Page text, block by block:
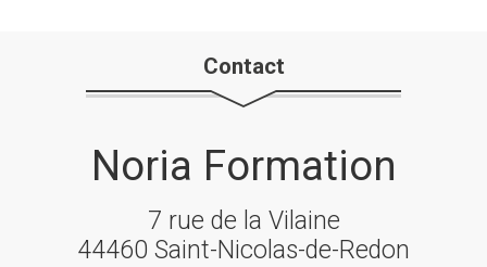
Contact
Noria Formation
7 rue de la Vilaine
44460 Saint-Nicolas-de-Redon